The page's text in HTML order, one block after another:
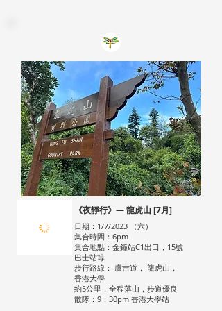
《夜靜行》— 龍虎山 [7月]
日期：1/7/2023 （六）
集合時間：6pm
集合地點：金鐘站C1出口，15號
巴士站等
步行路線： 盧吉道， 龍虎山，
香港大學
約5公里，全程落山，步道優良
散隊：9：30pm 香港大學站